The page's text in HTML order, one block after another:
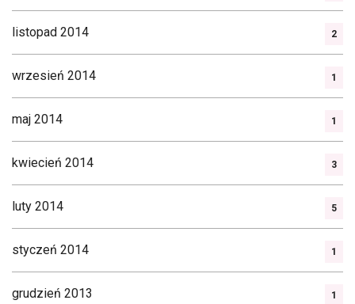
listopad 2014 2
wrzesień 2014 1
maj 2014 1
kwiecień 2014 3
luty 2014 5
styczeń 2014 1
grudzień 2013 1